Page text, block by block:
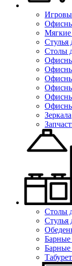
Мягкие
Стулья
Столы
Зеркала
Столы
Стулья
Барные